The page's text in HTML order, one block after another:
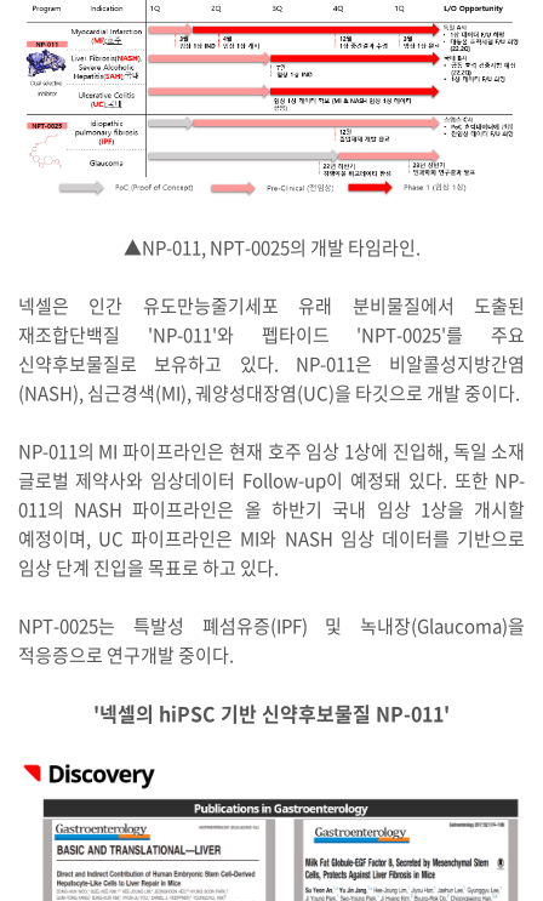
▲NP-011, NPT-0025의 개발 타임라인.
넥셀은 인간 유도만능줄기세포 유래 분비물질에서 도출된
재조합단백질 'NP-011'와 펩타이드 'NPT-0025'를 주요
신약후보물질로 보유하고 있다. NP-011은 비알콜성지방간염
(NASH), 심근경색(MI), 궤양성대장염(UC)을 타깃으로 개발 중이다.
NP-011의 MI 파이프라인은 현재 호주 임상 1상에 진입해, 독일 소재
글로벌 제약사와 임상데이터 Follow-up이 예정돼 있다. 또한 NP-
011의 NASH 파이프라인은 올 하반기 국내 임상 1상을 개시할
예정이며, UC 파이프라인은 MI와 NASH 임상 데이터를 기반으로
임상 단계 진입을 목표로 하고 있다.
NPT-0025는 특발성 폐섬유증(IPF) 및 녹내장(Glaucoma)을
적응증으로 연구개발 중이다.
'넥셀의 hiPSC​ 기반 신약후보물질 NP-011'